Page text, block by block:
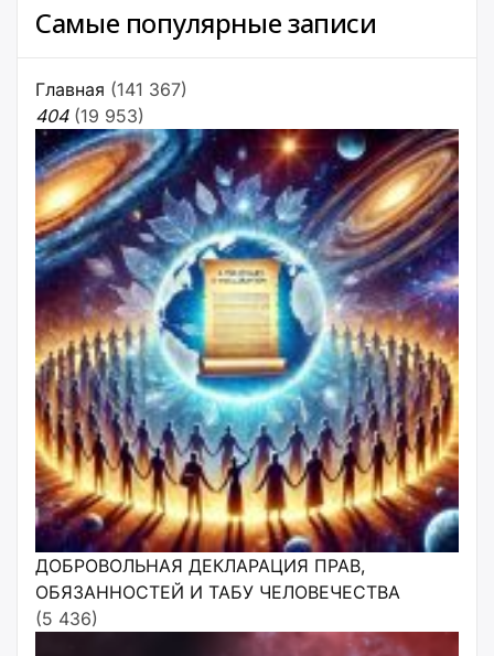
Самые популярные записи
Главная (141 367)
404 (19 953)
ДОБРОВОЛЬНАЯ ДЕКЛАРАЦИЯ ПРАВ,
ОБЯЗАННОСТЕЙ И ТАБУ ЧЕЛОВЕЧЕСТВА
(5 436)